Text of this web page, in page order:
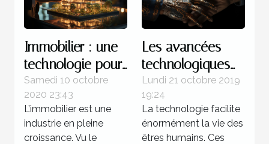
Immobilier : une
technologie pour
demain
Samedi 10 octobre
2020 23:43
L’immobilier est une
industrie en pleine
croissance. Vu le
Les avancées
technologiques
et tout genre
Lundi 21 octobre 2019
19:24
La technologie facilite
énormément la vie des
êtres humains. Ces